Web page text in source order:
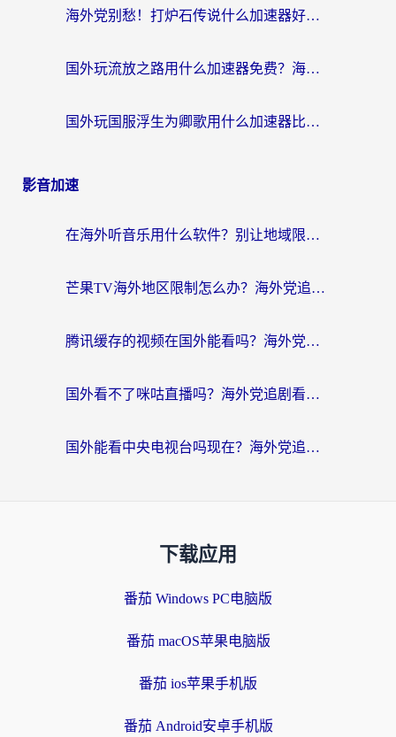
海外党别愁！打炉石传说什么加速器好用？3个实用技巧解决国服游戏卡顿
国外玩流放之路用什么加速器免费？海外党亲测有效的国服游戏加速指南
国外玩国服浮生为卿歌用什么加速器比较好？海外党亲测不踩坑指南
影音加速
在海外听音乐用什么软件？别让地域限制断了你的华语歌单
芒果TV海外地区限制怎么办？海外党追剧看片的实用加速器选择指南
腾讯缓存的视频在国外能看吗？海外党追剧看片的终极解决方案
国外看不了咪咕直播吗？海外党追剧看片的加速器选择指南
国外能看中央电视台吗现在？海外党追剧看央视的实用指南
下载应用
番茄 Windows PC电脑版
番茄 macOS苹果电脑版
番茄 ios苹果手机版
番茄 Android安卓手机版